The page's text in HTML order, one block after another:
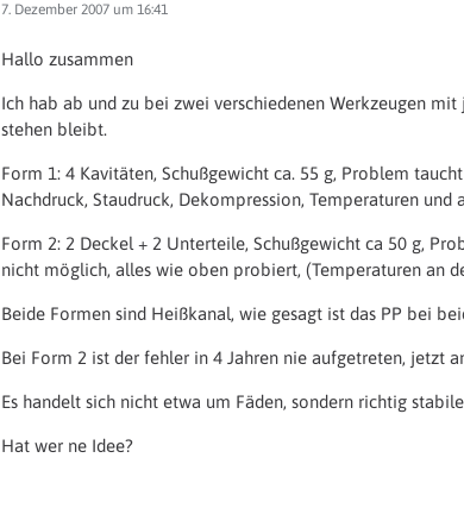
7. Dezember 2007 um 16:41
Hallo zusammen
Ich hab ab und zu bei zwei verschiedenen Werkzeugen
stehen bleibt.
Form 1: 4 Kavitäten, Schußgewicht ca. 55 g, Problem
Nachdruck, Staudruck, Dekompression, Temperaturen
Form 2: 2 Deckel + 2 Unterteile, Schußgewicht ca 50 g,
nicht möglich, alles wie oben probiert, (Temperaturen an
Beide Formen sind Heißkanal, wie gesagt ist das PP bei
Bei Form 2 ist der fehler in 4 Jahren nie aufgetreten, jetzt
Es handelt sich nicht etwa um Fäden, sondern richtig
Hat wer ne Idee?